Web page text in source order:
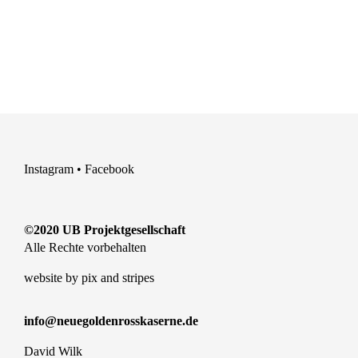
Instagram • Facebook
©2020 UB Projektgesellschaft
Alle Rechte vorbehalten
website by pix and stripes
info@neuegoldenrosskaserne.de
David Wilk